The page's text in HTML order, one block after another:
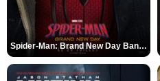
Spider-Man: Brand New Day Bande-annonce VO STFR